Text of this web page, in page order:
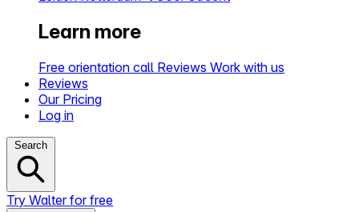
Learn more
Free orientation call Reviews Work with us
Reviews
Our Pricing
Log in
Search
Try Walter for free